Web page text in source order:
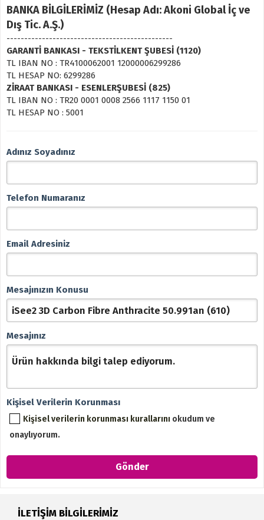
BANKA BİLGİLERİMİZ (Hesap Adı: Akoni Global İç ve
Dış Tic. A.Ş.)
-----------------------------------------------
GARANTİ BANKASI - TEKSTİLKENT ŞUBESİ (1120)
TL IBAN NO : TR4100062001 12000006299286
TL HESAP NO: 6299286
ZİRAAT BANKASI - ESENLERŞUBESİ (825)
TL IBAN NO : TR20 0001 0008 2566 1117 1150 01
TL HESAP NO : 5001
Adınız Soyadınız
Telefon Numaranız
Email Adresiniz
Mesajınızın Konusu
Mesajınız
Kişisel Verilerin Korunması
Kişisel verilerin korunması kurallarını okudum ve
onaylıyorum.
İLETİŞİM BİLGİLERİMİZ